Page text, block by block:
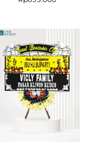
price
was:
Rp699.000.
price
is:
Rp675.000.